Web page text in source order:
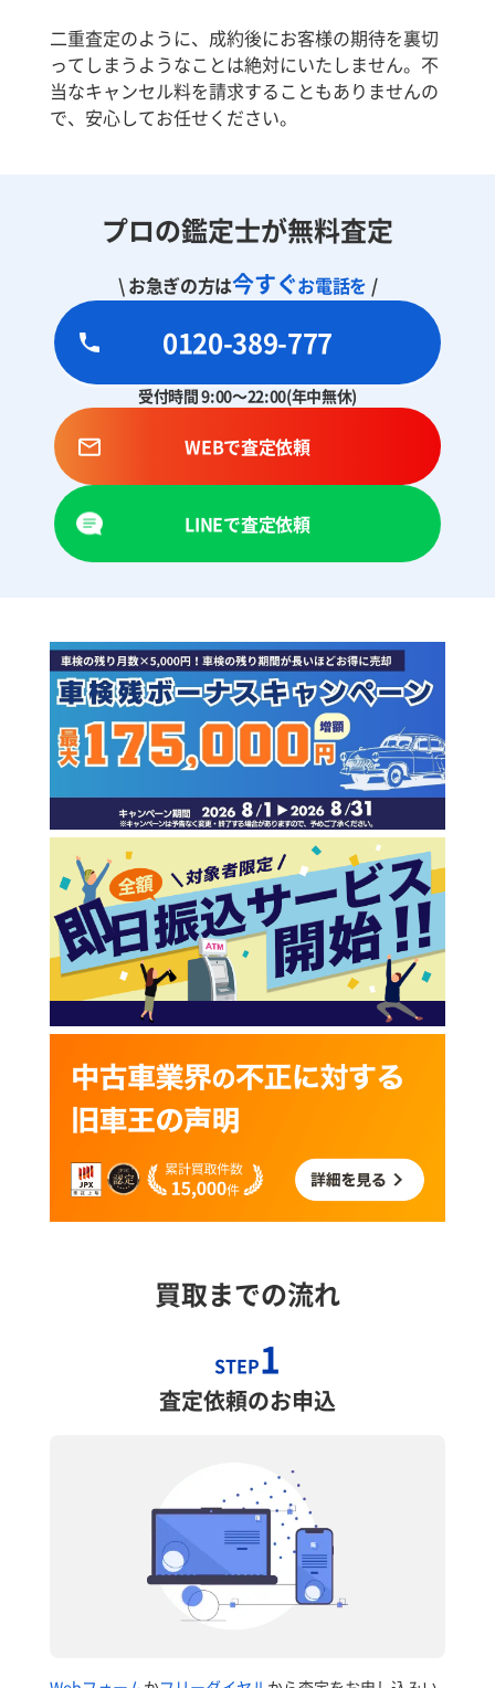
二重査定のように、成約後にお客様の期待を裏切
ってしまうようなことは絶対にいたしません。不
当なキャンセル料を請求することもありませんの
で、安心してお任せください。
プロの鑑定士が無料査定
\ お急ぎの方は今すぐお電話を /
0120-389-777
受付時間 9:00～22:00(年中無休)
WEBで査定依頼
LINEで査定依頼
買取までの流れ
STEP1
査定依頼のお申込